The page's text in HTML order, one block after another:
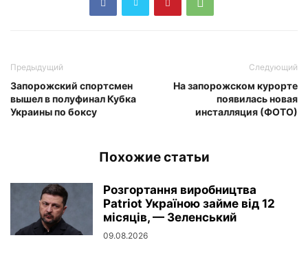
Предыдущий
Запорожский спортсмен
вышел в полуфинал Кубка
Украины по боксу
Следующий
На запорожском курорте
появилась новая
инсталляция (ФОТО)
Похожие статьи
Розгортання виробництва
Patriot Україною займе від 12
місяців, — Зеленський
09.08.2026